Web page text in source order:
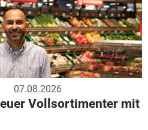
07.08.2026
Vollsortimenter mit